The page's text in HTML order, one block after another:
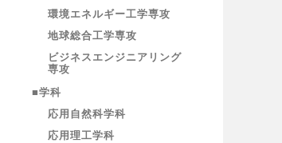
環境エネルギー工学専攻
地球総合工学専攻
ビジネスエンジニアリング
専攻
■学科
応用自然科学科
応用理工学科